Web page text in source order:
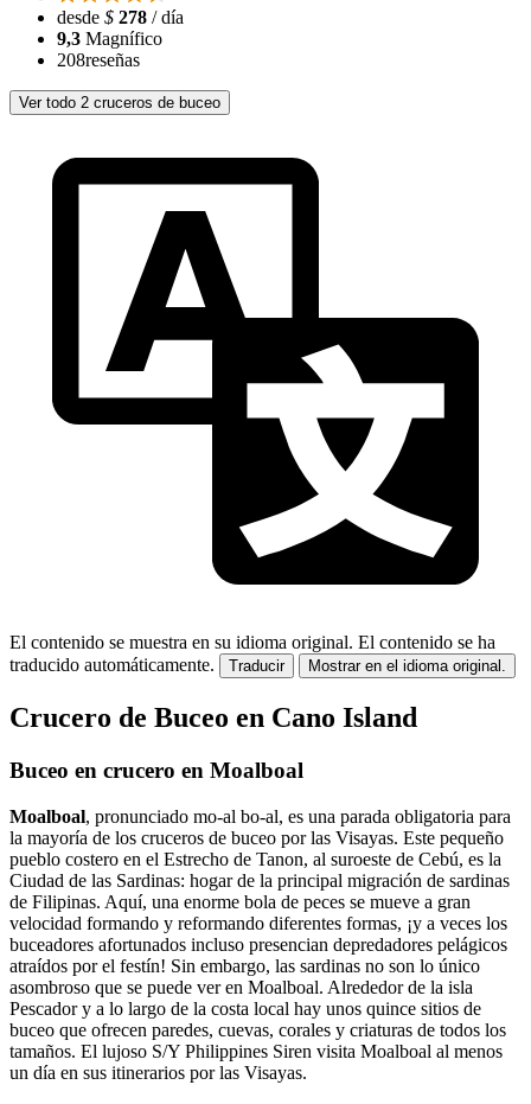
desde $ 278 / día
9,3 Magnífico
208reseñas
Ver todo 2 cruceros de buceo
El contenido se muestra en su idioma original. El contenido se ha
traducido automáticamente.
Traducir Mostrar en el idioma original.
Crucero de Buceo en Cano Island
Buceo en crucero en Moalboal
Moalboal, pronunciado mo-al bo-al, es una parada obligatoria para
la mayoría de los cruceros de buceo por las Visayas. Este pequeño
pueblo costero en el Estrecho de Tanon, al suroeste de Cebú, es la
Ciudad de las Sardinas: hogar de la principal migración de sardinas
de Filipinas. Aquí, una enorme bola de peces se mueve a gran
velocidad formando y reformando diferentes formas, ¡y a veces los
buceadores afortunados incluso presencian depredadores pelágicos
atraídos por el festín! Sin embargo, las sardinas no son lo único
asombroso que se puede ver en Moalboal. Alrededor de la isla
Pescador y a lo largo de la costa local hay unos quince sitios de
buceo que ofrecen paredes, cuevas, corales y criaturas de todos los
tamaños. El lujoso S/Y Philippines Siren visita Moalboal al menos
un día en sus itinerarios por las Visayas.